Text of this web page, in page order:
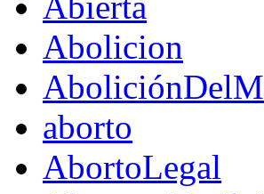
Abolicion
aborto
AbortoLegal